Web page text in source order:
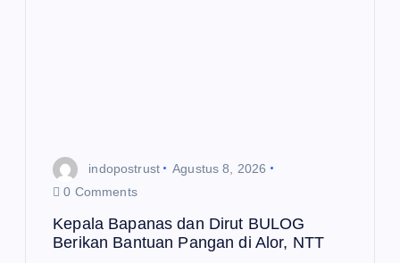
indopostrust
Agustus 8, 2026
0 Comments
Kepala Bapanas dan Dirut BULOG
Berikan Bantuan Pangan di Alor, NTT